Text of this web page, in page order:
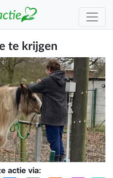
te krijgen
actie via: